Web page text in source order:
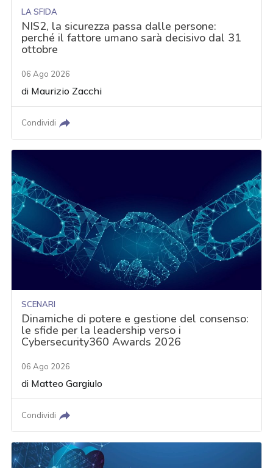
LA SFIDA
NIS2, la sicurezza passa dalle persone:
perché il fattore umano sarà decisivo dal 31
ottobre
06 Ago 2026
di Maurizio Zacchi
Condividi
SCENARI
Dinamiche di potere e gestione del consenso:
le sfide per la leadership verso i
Cybersecurity360 Awards 2026
06 Ago 2026
di Matteo Gargiulo
Condividi